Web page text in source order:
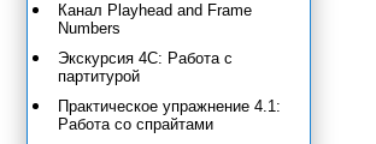
Канал Playhead and Frame
Numbers
Экскурсия 4С: Работа с
партитурой
Практическое упражнение 4.1:
Работа со спрайтами